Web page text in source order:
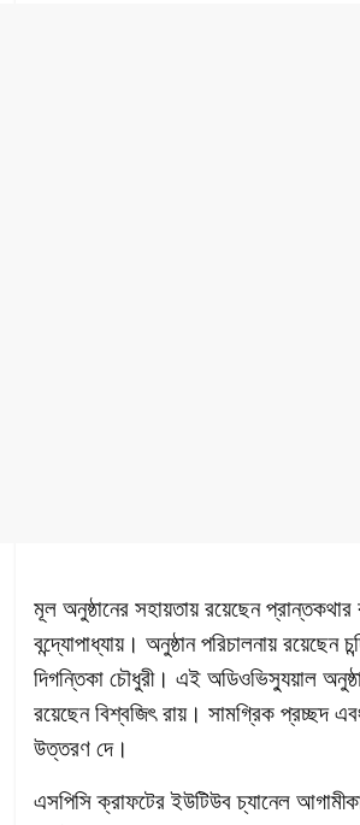
মূল অনুষ্ঠানের সহায়তায় রয়েছেন প্রান্তকথার
বন্দ্যোপাধ্যায়। অনুষ্ঠান পরিচালনায় রয়েছেন
দিগন্তিকা চৌধুরী। এই অডিওভিস্যুয়াল
রয়েছেন বিশ্বজিৎ রায়। সামগ্রিক প্রচ্ছদ
উত্তরণ দে।
এসপিসি ক্রাফটের ইউটিউব চ্যানেল